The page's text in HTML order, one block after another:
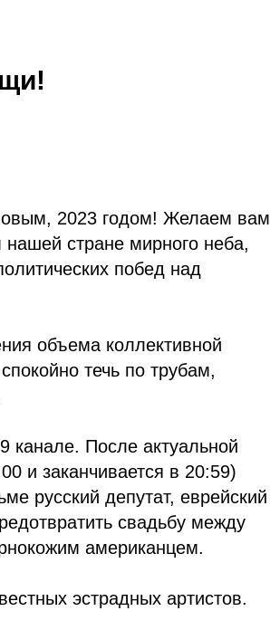
2023 годом! Желаем вам
стране мирного неба,
побед над
объема коллективной
течь по трубам,
канале. После актуальной
и заканчивается в 20:59)
русский депутат, еврейский
свадьбу между
американцем.
эстрадных артистов.